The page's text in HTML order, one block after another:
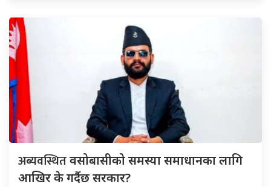
अब्यवस्थितवसोबासीको समस्या समाधानका लागि
आखिर के गर्दैछ सरकार?